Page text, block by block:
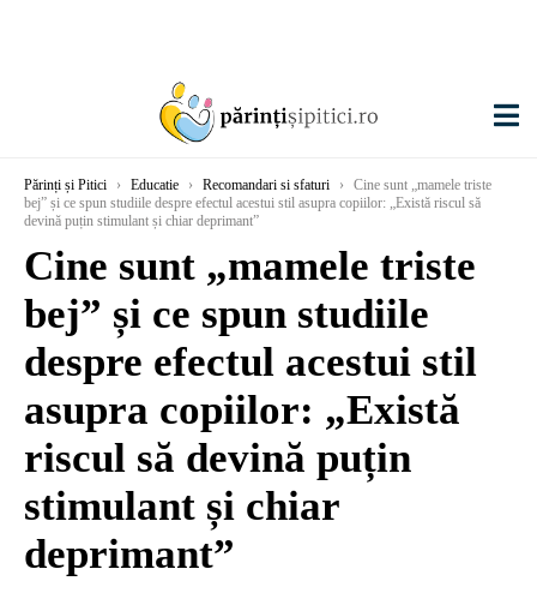
Părinți și Pitici › Educatie › Recomandari si sfaturi ›
Cine sunt „mamele triste
bej” și ce spun studiile despre efectul acestui stil asupra copiilor: „Există riscul să
devină puțin stimulant și chiar deprimant”
Cine sunt „mamele triste
bej” și ce spun studiile
despre efectul acestui stil
asupra copiilor: „Există
riscul să devină puțin
stimulant și chiar
deprimant”